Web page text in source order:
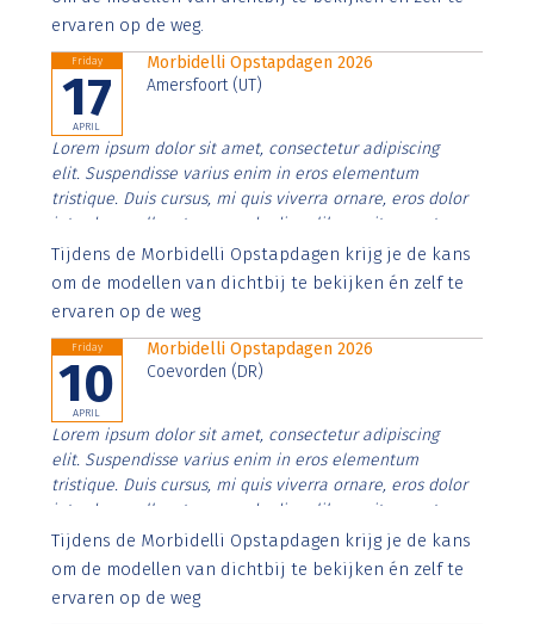
ervaren op de weg.
Friday
17
APRIL
Morbidelli Opstapdagen 2026
Amersfoort (UT)
Lorem ipsum dolor sit amet, consectetur adipiscing
elit. Suspendisse varius enim in eros elementum
tristique. Duis cursus, mi quis viverra ornare, eros dolor
interdum nulla, ut commodo diam libero vitae erat.
Aenean faucibus nibh et justo cursus id rutrum lorem
imperdiet. Nunc ut sem vitae risus tristique posuere.
Tijdens de Morbidelli Opstapdagen krijg je de kans
om de modellen van dichtbij te bekijken én zelf te
ervaren op de weg
Friday
10
APRIL
Morbidelli Opstapdagen 2026
Coevorden (DR)
Lorem ipsum dolor sit amet, consectetur adipiscing
elit. Suspendisse varius enim in eros elementum
tristique. Duis cursus, mi quis viverra ornare, eros dolor
interdum nulla, ut commodo diam libero vitae erat.
Aenean faucibus nibh et justo cursus id rutrum lorem
imperdiet. Nunc ut sem vitae risus tristique posuere.
Tijdens de Morbidelli Opstapdagen krijg je de kans
om de modellen van dichtbij te bekijken én zelf te
ervaren op de weg